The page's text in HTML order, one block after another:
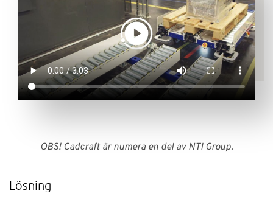
OBS! Cadcraft är numera en del av NTI Group.
Lösning